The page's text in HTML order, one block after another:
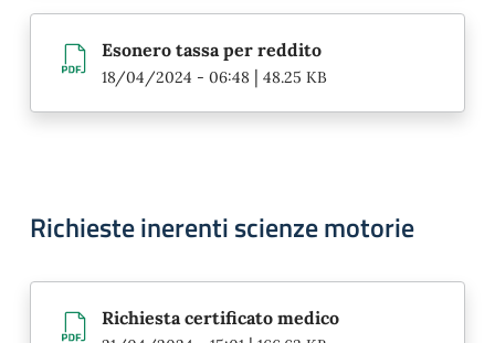
Esonero tassa per reddito
18/04/2024 - 06:48 | 48.25 KB
Richieste inerenti scienze motorie
Richiesta certificato medico